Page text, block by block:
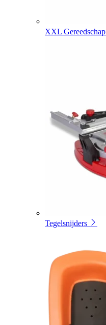
XXL Gereedschap
Tegelsnijders